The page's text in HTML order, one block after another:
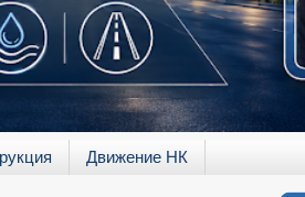
Движение НК